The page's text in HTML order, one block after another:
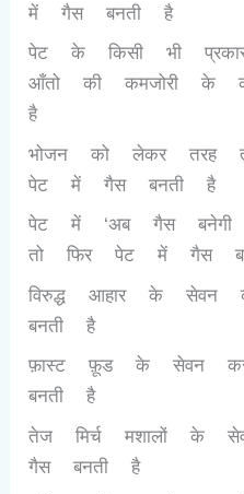
में गैस बनती है
पेट के किसी भी
आँतो की कमजोरी के
है
भोजन को लेकर
पेट में गैस बनती है
पेट में ‘अब गैस बनेगी
तो फिर पेट में गैस
विरुद्ध आहार के
बनती है
फ़ास्ट फ़ूड के सेवन
बनती है
तेज मिर्च मशालों के
गैस बनती है